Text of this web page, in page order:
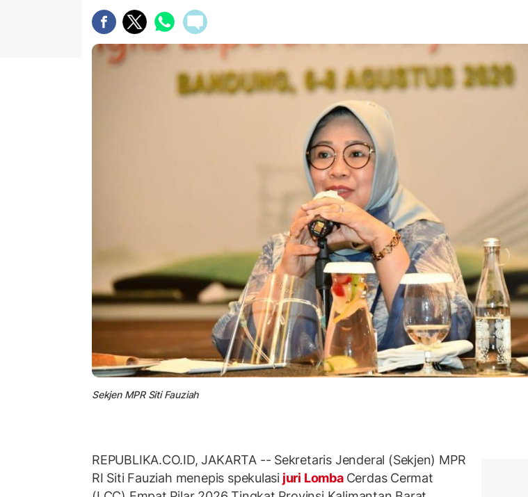
Sekjen MPR Siti Fauziah
REPUBLIKA.CO.ID, JAKARTA -- Sekretaris Jenderal (Sekjen) MPR
RI Siti Fauziah menepis spekulasi juri Lomba Cerdas Cermat